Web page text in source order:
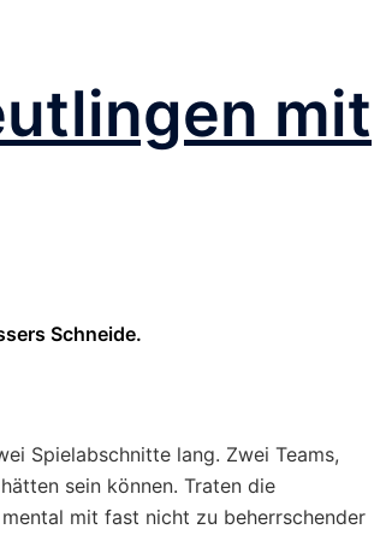
mit
Schneide.
Spielabschnitte lang. Zwei Teams,
sein können. Traten die
mit fast nicht zu beherrschender